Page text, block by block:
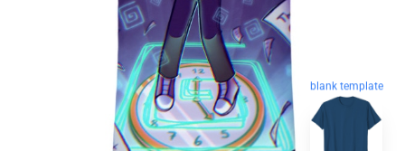
blank template